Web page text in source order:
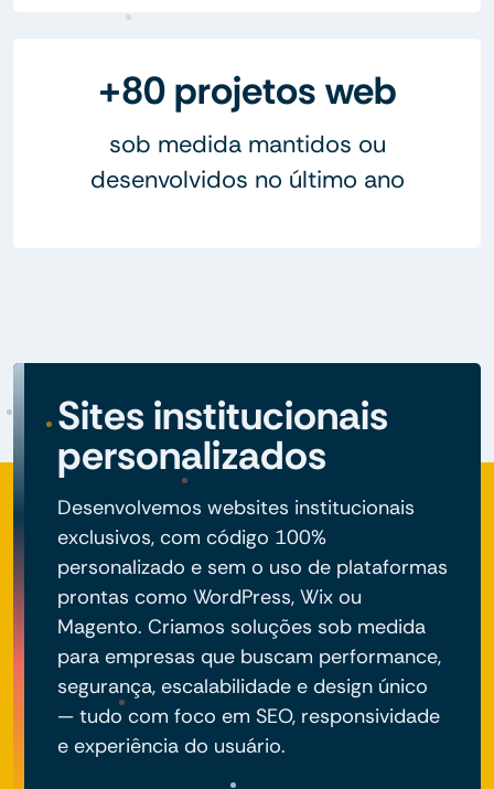
+80 projetos web
sob medida mantidos ou
desenvolvidos no último ano
Sites institucionais
personalizados
Desenvolvemos websites institucionais
exclusivos, com código 100%
personalizado e sem o uso de plataformas
prontas como WordPress, Wix ou
Magento. Criamos soluções sob medida
para empresas que buscam performance,
segurança, escalabilidade e design único
— tudo com foco em SEO, responsividade
e experiência do usuário.